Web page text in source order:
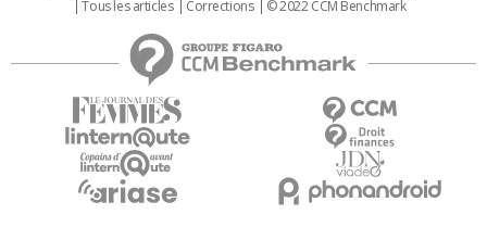
Tous les articles
Corrections © 2022 CCM Benchmark